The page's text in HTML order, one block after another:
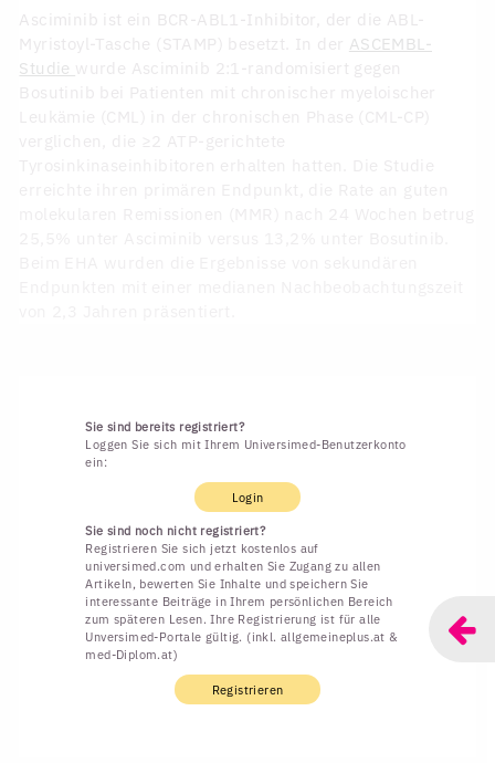
Asciminib ist ein BCR-ABL1-Inhibitor, der die ABL-
Myristoyl-Tasche (STAMP) besetzt. In der ASCEMBL-
Studie wurde Asciminib 2:1-randomisiert gegen
Sie sind bereits registriert?
Loggen Sie sich mit Ihrem Universimed-Benutzerkonto
ein:
Login
Sie sind noch nicht registriert?
Registrieren Sie sich jetzt kostenlos auf
universimed.com und erhalten Sie Zugang zu allen
Artikeln, bewerten Sie Inhalte und speichern Sie
interessante Beiträge in Ihrem persönlichen Bereich
zum späteren Lesen. Ihre Registrierung ist für alle
Unversimed-Portale gültig. (inkl. allgemeineplus.at &
med-Diplom.at)
Registrieren